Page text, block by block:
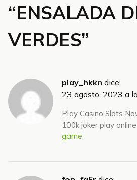
“ENSALADA
VERDES”
play_hkkn dice:
23 agosto, 2023 a
Play Casino Slots
100k joker play online
game